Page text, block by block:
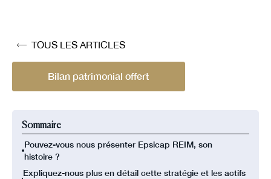
TOUS LES ARTICLES
Bilan patrimonial offert
Sommaire
Pouvez-vous nous présenter Epsicap REIM, son
histoire ?
Expliquez-nous plus en détail cette stratégie et les actifs